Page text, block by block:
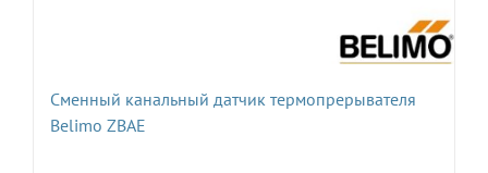
Сменный канальный датчик термопрерывателя
Belimo ZBAE